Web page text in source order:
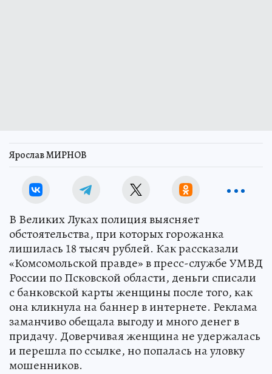
Ярослав МИРНОВ
В Великих Луках полиция выясняет
обстоятельства, при которых горожанка
лишилась 18 тысяч рублей. Как рассказали
«Комсомольской правде» в пресс-службе УМВД
России по Псковской области, деньги списали
с банковской карты женщины после того, как
она кликнула на баннер в интернете. Реклама
заманчиво обещала выгоду и много денег в
придачу. Доверчивая женщина не удержалась
и перешла по ссылке, но попалась на уловку
мошенников.